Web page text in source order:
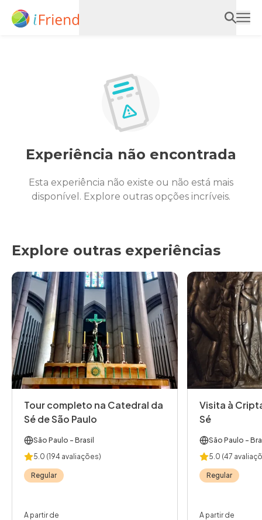
Experiência não encontrada
Esta experiência não existe ou não está mais
disponível. Explore outras opções incríveis.
Explore outras experiências
Tour completo na Catedral da
Sé de São Paulo
São Paulo - Brasil
5.0 (194 avaliações)
Regular
A partir de
Visita à
Sé
São Paulo -
5.0 (47
Regular
A partir de